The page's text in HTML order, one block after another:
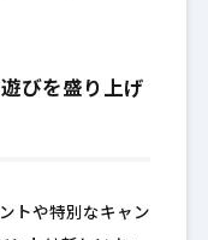
びを盛り上げ
トや特別なキャン